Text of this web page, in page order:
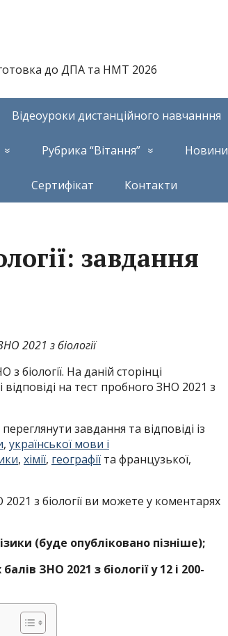
до ДПА та НМТ 2026
Відеоуроки дистанційного навчанння
Рубрика “Вітання” Новини
Сертифікат Контакти
завдання
2021 з біології
біології. На даній сторінці
на тест пробного ЗНО 2021 з
завдання та відповіді із
, української мови і
, хімії, географії та французької,
з біології ви можете у коментарях
(буде опубліковано пізніше);
ЗНО 2021 з біології у 12 і 200-